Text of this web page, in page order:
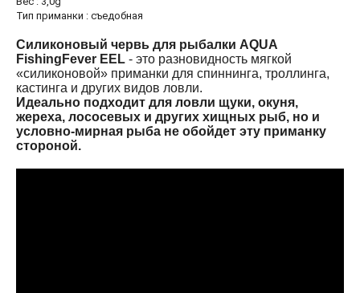
на полную версию
Тип приманки : съедобная
Силиконовый червь для рыбалки AQUA
FishingFever EEL - это разновидность мягкой
«силиконовой» приманки для спиннинга, троллинга,
кастинга и других видов ловли.
Идеально подходит для ловли щуки, окуня,
жереха, лососевых и других хищных рыб, но и
условно-мирная рыба не обойдет эту приманку
стороной.